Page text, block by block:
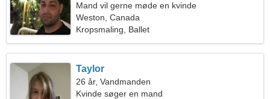
Mand vil gerne møde en kvinde
Weston, Canada
Kropsmaling, Ballet
Taylor
26 år, Vandmanden
Kvinde søger en mand